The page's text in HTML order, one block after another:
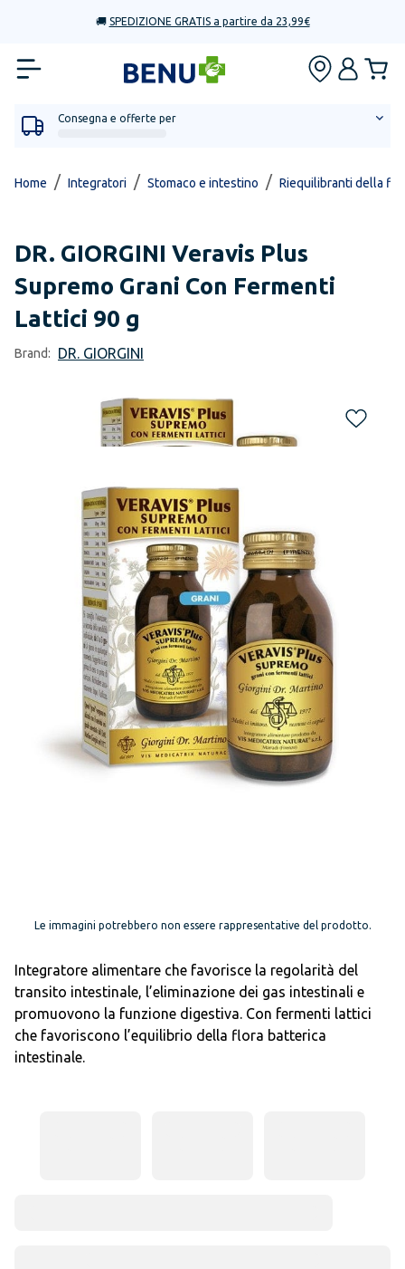
🚚 SPEDIZIONE GRATIS a partire da 23,99€
Consegna e offerte per
Home / Integratori / Stomaco e intestino / Riequilibranti della
DR. GIORGINI Veravis Plus
Supremo Grani Con Fermenti
Lattici 90 g
Brand: DR. GIORGINI
Le immagini potrebbero non essere rappresentative del prodotto.
Integratore alimentare che favorisce la regolarità del
transito intestinale, l’eliminazione dei gas intestinali e
promuovono la funzione digestiva. Con fermenti lattici
che favoriscono l’equilibrio della flora batterica
intestinale.